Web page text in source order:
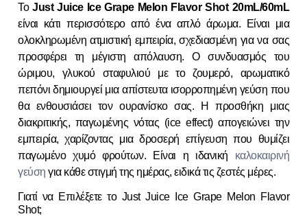
ΤοJust Juice Ice Grape Melon Flavor Shot 20mL/60mL
είναι κάτι περισσότερο από ένα απλό άρωμα. Είναι μια
ολοκληρωμένη ατμιστική εμπειρία, σχεδιασμένη για να σας
προσφέρει τη μέγιστη απόλαυση. Ο συνδυασμός του
ώριμου, γλυκού σταφυλιού με το ζουμερό, αρωματικό
πεπόνι δημιουργεί μια απίστευτα ισορροπημένη γεύση που
θα ενθουσιάσει τον ουρανίσκο σας. Η προσθήκη μιας
διακριτικής, παγωμένης νότας (ice effect) απογειώνει την
εμπειρία, χαρίζοντας μια δροσερή επίγευση που θυμίζει
παγωμένο χυμό φρούτων. Είναι η ιδανική καλοκαιρινή
γεύση για κάθε στιγμή της ημέρας, ειδικά τις ζεστές μέρες.
Γιατί να Επιλέξετε το Just Juice Ice Grape Melon Flavor
Shot;